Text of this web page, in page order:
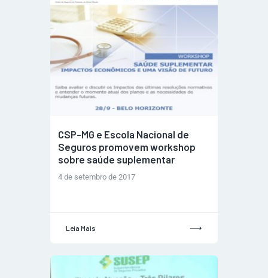
CSP-MG e Escola Nacional de
Seguros promovem workshop
sobre saúde suplementar
4 de setembro de 2017
Leia Mais